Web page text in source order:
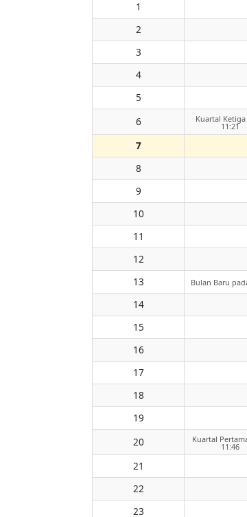
1
2
3
4
5
6
Kuartal
11:21
7
8
9
10
11
12
13
Bulan Baru
14
15
16
17
18
19
20
Kuartal
11:46
21
22
23